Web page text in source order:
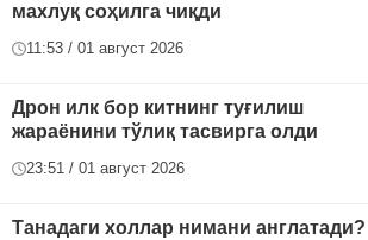
махлуқ соҳилга чиқди
11:53 / 01 август 2026
Дрон илк бор китнинг туғилиш
жараёнини тўлиқ тасвирга олди
23:51 / 01 август 2026
Танадаги холлар нимани англатади?